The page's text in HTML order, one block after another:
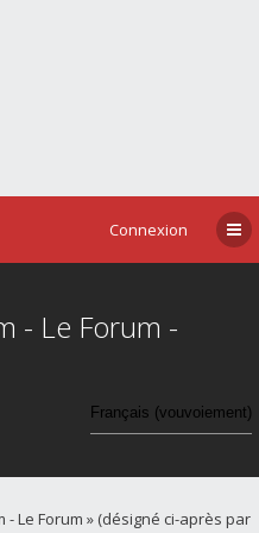
Connexion
- Le Forum -
- Le Forum » (désigné ci-après par